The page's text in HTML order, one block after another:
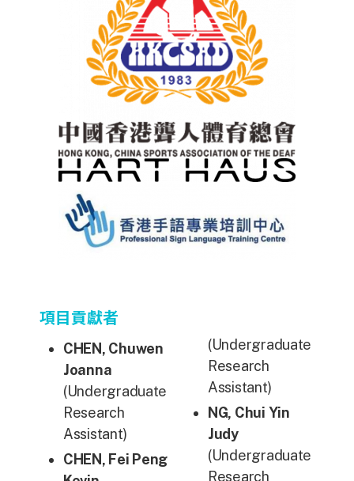
項目貢獻者
CHEN, Chuwen
Joanna
(Undergraduate
Research
Assistant)
CHEN, Fei Peng
(Undergraduate
Research
Assistant)
NG, Chui Yin
Judy
(Undergraduate
Research